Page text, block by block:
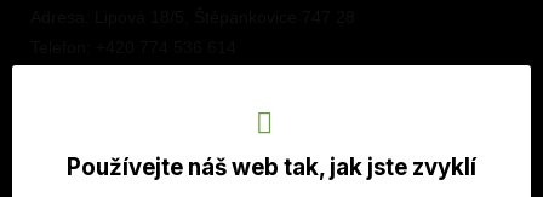
Používejte náš web tak, jak jste zvyklí